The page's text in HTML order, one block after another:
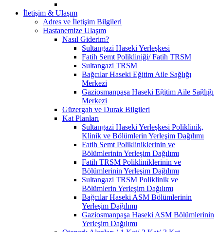
İletişim & Ulaşım
Adres ve İletişim Bilgileri
Hastanemize Ulaşım
Nasıl Giderim?
Sultangazi Haseki Yerleşkesi
Fatih Semt Polikliniği/ Fatih TRSM
Sultangazi TRSM
Bağcılar Haseki Eğitim Aile Sağlığı
Merkezi
Gaziosmanpaşa Haseki Eğitim Aile Sağlığı
Merkezi
Güzergah ve Durak Bilgileri
Kat Planları
Sultangazi Haseki Yerleşkesi Poliklinik,
Klinik ve Bölümlerin Yerleşim Dağılımı
Fatih Semt Polikliniklerinin ve
Bölümlerinin Yerleşim Dağılımı
Fatih TRSM Polikliniklerinin ve
Bölümlerinin Yerleşim Dağılımı
Sultangazi TRSM Poliklinik ve
Bölümlerin Yerleşim Dağılımı
Bağcılar Haseki ASM Bölümlerinin
Yerleşim Dağılımı
Gaziosmanpaşa Haseki ASM Bölümlerinin
Yerleşim Dağılımı